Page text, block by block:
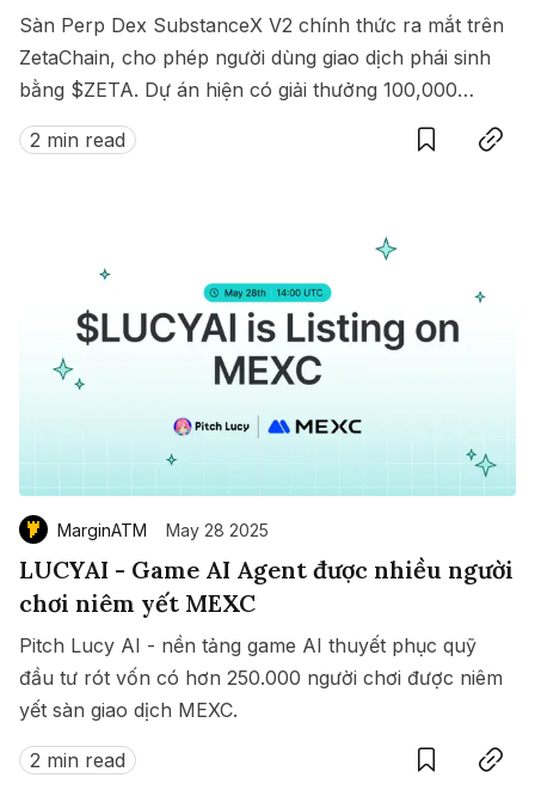
Sàn Perp Dex SubstanceX V2 chính thức ra mắt trên
ZetaChain, cho phép người dùng giao dịch phái sinh
bằng $ZETA. Dự án hiện có giải thưởng 100,000
$ZETA diễn ra từ 8 đến 15/07/2025.
2 min read
SaveCopy link
MarginATM May 28 2025
LUCYAI - Game AI Agent được nhiều người
chơi niêm yết MEXC
Pitch Lucy AI - nền tảng game AI thuyết phục quỹ
đầu tư rót vốn có hơn 250.000 người chơi được niêm
yết sàn giao dịch MEXC.
2 min read